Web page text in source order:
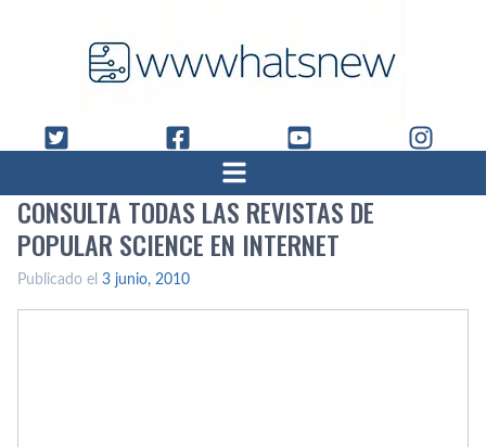
CONSULTA TODAS LAS REVISTAS DE
POPULAR SCIENCE EN INTERNET
Publicado el 3 junio, 2010